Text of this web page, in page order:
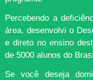
Percebendo a
área, desenvolvi o
e direto no ensino
de 5000 alunos do
Se você deseja